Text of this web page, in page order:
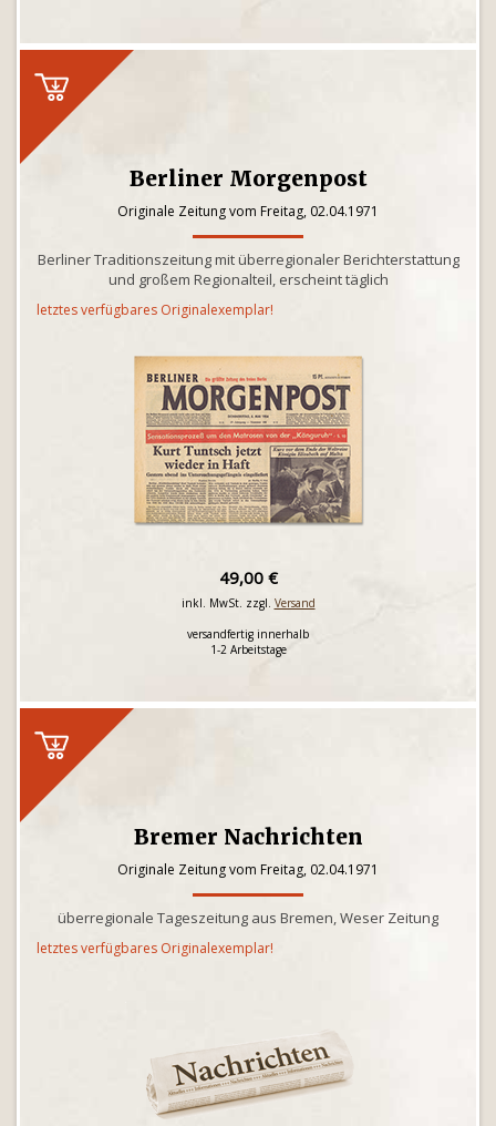
Berliner Morgenpost
Originale Zeitung vom Freitag, 02.04.1971
Berliner Traditionszeitung mit überregionaler Berichterstattung
und großem Regionalteil, erscheint täglich
letztes verfügbares Originalexemplar!
49,00 €
inkl. MwSt. zzgl. Versand
versandfertig innerhalb
1-2 Arbeitstage
Bremer Nachrichten
Originale Zeitung vom Freitag, 02.04.1971
überregionale Tageszeitung aus Bremen, Weser Zeitung
letztes verfügbares Originalexemplar!